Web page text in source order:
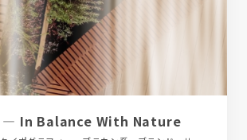
In Balance With Nature